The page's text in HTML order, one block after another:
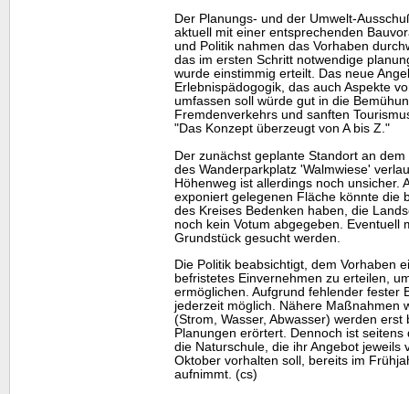
Der Planungs- und der Umwelt-
aktuell mit einer entsprechenden
und Politik nahmen das Vorhaben
das im ersten Schritt notwendige
wurde einstimmig erteilt. Das neue
Erlebnispädogogik, das auch Aspekte
umfassen soll würde gut in die
Fremdenverkehrs und sanften
"Das Konzept überzeugt von A bis Z."
Der zunächst geplante Standort an
des Wanderparkplatz 'Walmwiese'
Höhenweg ist allerdings noch unsicher.
exponiert gelegenen Fläche könnte die
des Kreises Bedenken haben, die
noch kein Votum abgegeben. Eventuell
Grundstück gesucht werden.
Die Politik beabsichtigt, dem Vorhaben
befristetes Einvernehmen zu erteilen,
ermöglichen. Aufgrund fehlender fester
jederzeit möglich. Nähere Maßnahmen
(Strom, Wasser, Abwasser) werden
Planungen erörtert. Dennoch ist
die Naturschule, die ihr Angebot jeweils
Oktober vorhalten soll, bereits im
aufnimmt. (cs)